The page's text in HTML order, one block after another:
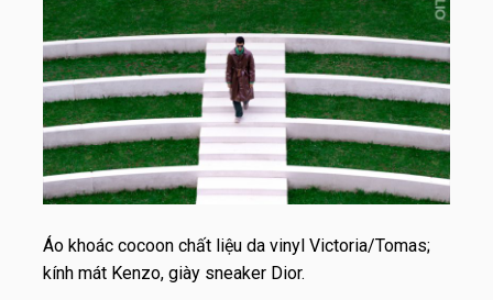
Áo khoác cocoon chất liệu da vinyl Victoria/Tomas;
kính mát Kenzo, giày sneaker Dior.